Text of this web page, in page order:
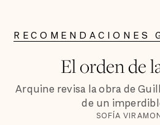
RECOMENDACIONES
El orden de
Arquine revisa la obra de
de un
SOFÍA